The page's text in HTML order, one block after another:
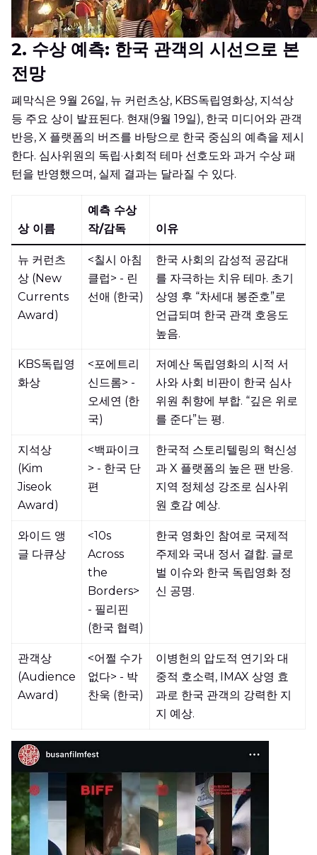
2. 수상 예측: 한국 관객의 시선으로 본
전망
폐막식은 9월 26일, 뉴 커런츠상, KBS독립영화상, 지석상
등 주요 상이 발표된다. 현재(9월 19일), 한국 미디어와 관객
반응, X 플랫폼의 버즈를 바탕으로 한국 중심의 예측을 제시
한다. 심사위원의 독립·사회적 테마 선호도와 과거 수상 패
턴을 반영했으며, 실제 결과는 달라질 수 있다.
상 이름
예측 수상
작/감독
이유
뉴 커런츠
상 (New
Currents
Award)
<칠시 아침
클럽> - 린
선애 (한국)
한국 사회의 감성적 공감대
를 자극하는 치유 테마. 초기
상영 후 “차세대 봉준호”로
언급되며 한국 관객 호응도
높음.
KBS독립영
화상
<포에트리
신드롬> -
오세연 (한
국)
저예산 독립영화의 시적 서
사와 사회 비판이 한국 심사
위원 취향에 부합. “깊은 위로
를 준다”는 평.
지석상
(Kim
Jiseok
Award)
<백파이크
> - 한국 단
편
한국적 스토리텔링의 혁신성
과 X 플랫폼의 높은 팬 반응.
지역 정체성 강조로 심사위
원 호감 예상.
와이드 앵
글 다큐상
<10s
Across
the
Borders>
- 필리핀
(한국 협력)
한국 영화인 참여로 국제적
주제와 국내 정서 결합. 글로
벌 이슈와 한국 독립영화 정
신 공명.
관객상
(Audience
Award)
<어쩔 수가
없다> - 박
찬욱 (한국)
이병헌의 압도적 연기와 대
중적 호소력, IMAX 상영 효
과로 한국 관객의 강력한 지
지 예상.